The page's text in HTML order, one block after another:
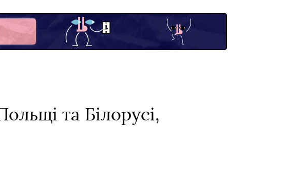
та Білорусі,